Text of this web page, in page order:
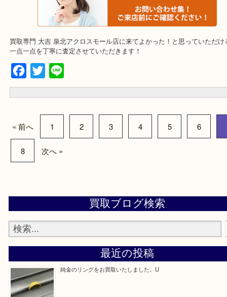
アクロスモールにある店舗なのでお買い物最中にもお立ち寄りしや
ショッピングモールに店舗があるので無料駐車場も完備！
全国280カ所で展開しているのでスケールメリットで高額査定！
貴金属などのお品以外にも絵画や骨董品・家電なども幅広く鑑定が
・出張買取エリア
堺市・堺市南区・堺市中区
堺市北区・堺市東区和泉市